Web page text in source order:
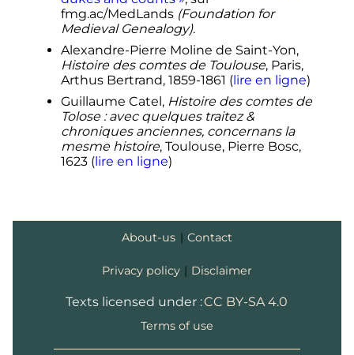
fmg.ac/MedLands (Foundation for
Medieval Genealogy).
Alexandre-Pierre Moline de Saint-Yon,
Histoire des comtes de Toulouse, Paris,
Arthus Bertrand, 1859-1861 (lire en ligne)
Guillaume Catel, Histoire des comtes de
Tolose : avec quelques traitez &
chroniques anciennes, concernans la
mesme histoire, Toulouse, Pierre Bosc,
1623 (lire en ligne)
About-us | Contact
Privacy policy | Disclaimer
Texts licensed under :CC BY-SA 4.0
Terms of use